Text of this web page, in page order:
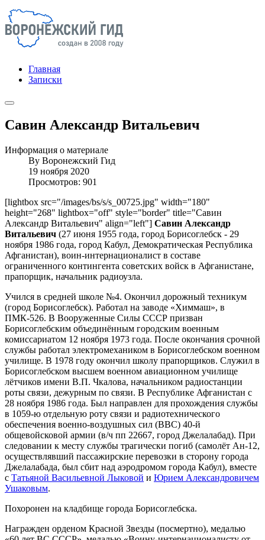
Главная
Записки
Савин Александр Витальевич
Информация о материале
By Воронежский Гид
19 ноября 2020
Просмотров: 901
[lightbox src="/images/bs/s/s_00725.jpg" width="180"
height="268" lightbox="off" style="border" title="Савин
Александр Витальевич" align="left"] Савин Александр
Витальевич (27 июня 1955 года, город Борисоглебск - 29
ноября 1986 года, город Кабул, Демократическая Республика
Афганистан), воин-интернационалист в составе
ограниченного контингента советских войск в Афганистане,
прапорщик, начальник радиоузла.
Учился в средней школе №4. Окончил дорожный техникум
(город Борисоглебск). Работал на заводе «Химмаш», в
ПМК-526. В Вооруженные Силы СССР призван
Борисоглебским объединённым городским военным
комиссариатом 12 ноября 1973 года. После окончания срочной
службы работал электромехаником в Борисоглебском военном
училище. В 1978 году окончил школу прапорщиков. Служил в
Борисоглебском высшем военном авиационном училище
лётчиков имени В.П. Чкалова, начальником радиостанции
роты связи, дежурным по связи. В Республике Афганистан с
28 ноября 1986 года. Был направлен для прохождения службы
в 1059-ю отдельную роту связи и радиотехнического
обеспечения военно-воздушных сил (ВВС) 40-й
общевойсковой армии (в/ч пп 22667, город Джелалабад). При
следовании к месту службы трагически погиб (самолёт Ан-12,
осуществлявший пассажирские перевозки в сторону города
Джелалабада, был сбит над аэродромом города Кабул), вместе
с Татьяной Васильевной Лыковой и Юрием Александровичем
Ушаковым.
Похоронен на кладбище города Борисоглебска.
Награжден орденом Красной Звезды (посмертно), медалью